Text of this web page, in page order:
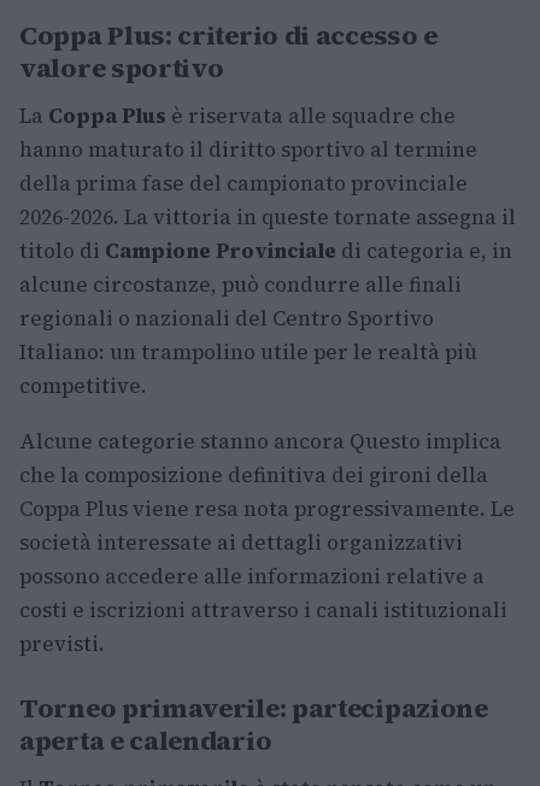
Coppa Plus: criterio di accesso e
valore sportivo
La Coppa Plus è riservata alle squadre che
hanno maturato il diritto sportivo al termine
della prima fase del campionato provinciale
2026-2026. La vittoria in queste tornate assegna il
titolo di Campione Provinciale di categoria e, in
alcune circostanze, può condurre alle finali
regionali o nazionali del Centro Sportivo
Italiano: un trampolino utile per le realtà più
competitive.
Alcune categorie stanno ancora Questo implica
che la composizione definitiva dei gironi della
Coppa Plus viene resa nota progressivamente. Le
società interessate ai dettagli organizzativi
possono accedere alle informazioni relative a
costi e iscrizioni attraverso i canali istituzionali
previsti.
Torneo primaverile: partecipazione
aperta e calendario